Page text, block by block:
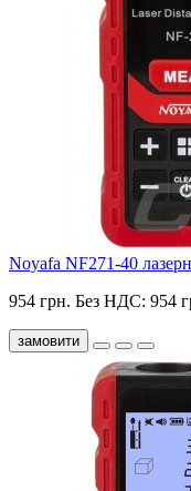
Noyafa NF271-40
954 грн. Без НДС: 954
замовити